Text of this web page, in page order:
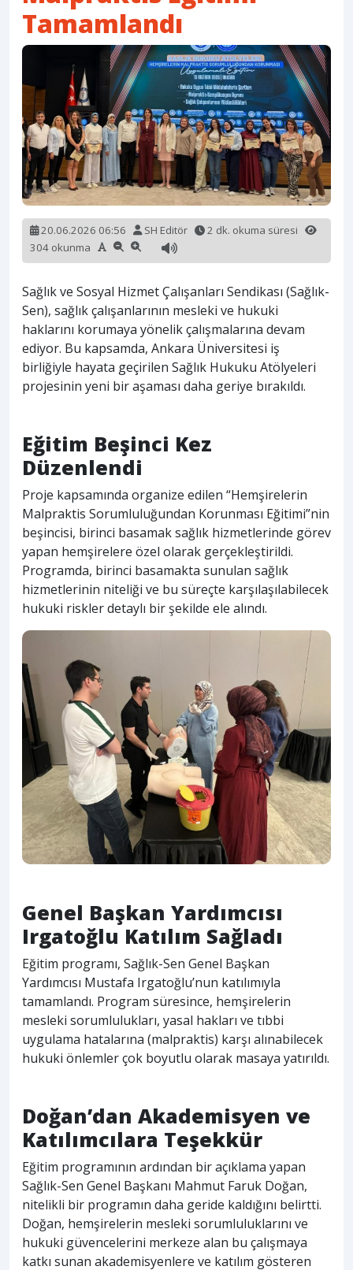
Tamamlandı
20.06.2026 06:56 SH Editör
2 dk. okuma süresi
304 okunma
Sağlık ve Sosyal Hizmet Çalışanları Sendikası (Sağlık-
Sen), sağlık çalışanlarının mesleki ve hukuki
haklarını korumaya yönelik çalışmalarına devam
ediyor. Bu kapsamda, Ankara Üniversitesi iş
birliğiyle hayata geçirilen Sağlık Hukuku Atölyeleri
projesinin yeni bir aşaması daha geriye bırakıldı.
Eğitim Beşinci Kez
Düzenlendi
Proje kapsamında organize edilen “Hemşirelerin
Malpraktis Sorumluluğundan Korunması Eğitimi”nin
beşincisi, birinci basamak sağlık hizmetlerinde görev
yapan hemşirelere özel olarak gerçekleştirildi.
Programda, birinci basamakta sunulan sağlık
hizmetlerinin niteliği ve bu süreçte karşılaşılabilecek
hukuki riskler detaylı bir şekilde ele alındı.
Genel Başkan Yardımcısı
Irgatoğlu Katılım Sağladı
Eğitim programı, Sağlık-Sen Genel Başkan
Yardımcısı Mustafa Irgatoğlu’nun katılımıyla
tamamlandı. Program süresince, hemşirelerin
mesleki sorumlulukları, yasal hakları ve tıbbi
uygulama hatalarına (malpraktis) karşı alınabilecek
hukuki önlemler çok boyutlu olarak masaya yatırıldı.
Doğan’dan Akademisyen ve
Katılımcılara Teşekkür
Eğitim programının ardından bir açıklama yapan
Sağlık-Sen Genel Başkanı Mahmut Faruk Doğan,
nitelikli bir programın daha geride kaldığını belirtti.
Doğan, hemşirelerin mesleki sorumluluklarını ve
hukuki güvencelerini merkeze alan bu çalışmaya
katkı sunan akademisyenlere ve katılım gösteren